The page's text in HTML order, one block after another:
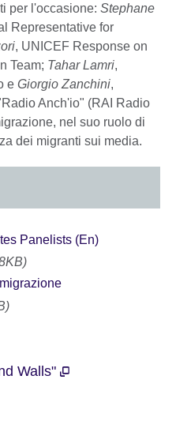
per l'occasione: Stephane
Representative for
, UNICEF Response on
Team; Tahar Lamri,
e Giorgio Zanchini,
Anch'io" (RAI Radio
nel suo ruolo di
dei migranti sui media.
Panelists (En)
Walls"